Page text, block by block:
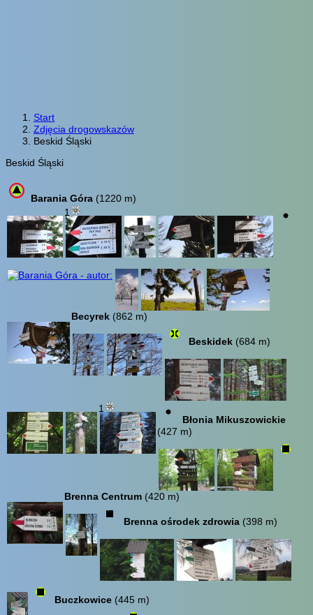
Start
Zdjęcia drogowskazów
Beskid Śląski
Beskid Śląski
Barania Góra (1220 m)
1
Becyrek (862 m)
Beskidek (684 m)
1
Błonia Mikuszowickie
(427 m)
Brenna Centrum (420 m)
Brenna ośrodek zdrowia (398 m)
Buczkowice (445 m)